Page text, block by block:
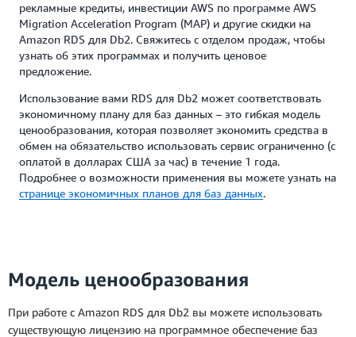
рекламные кредиты, инвестиции AWS по программе AWS
Migration Acceleration Program (MAP) и другие скидки на
Amazon RDS для Db2. Свяжитесь с отделом продаж, чтобы
узнать об этих программах и получить ценовое
предложение.
Использование вами RDS для Db2 может соответствовать
экономичному плану для баз данных – это гибкая модель
ценообразования, которая позволяет экономить средства в
обмен на обязательство использовать сервис ограниченно (с
оплатой в долларах США за час) в течение 1 года.
Подробнее о возможности применения вы можете узнать на
странице экономичных планов для баз данных.
Модель ценообразования
При работе с Amazon RDS для Db2 вы можете использовать
существующую лицензию на программное обеспечение баз